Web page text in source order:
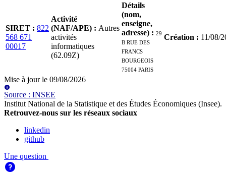
SIRET : 822
568 671
00017
Activité
(NAF/APE) : Autres
activités
informatiques
(62.09Z)
Détails
(nom,
enseigne,
adresse) : 29
B RUE DES
FRANCS
BOURGEOIS
75004 PARIS
Création : 11/08/
Mise à jour le 09/08/2026
Source : INSEE
Institut National de la Statistique et des Études Économiques (Insee).
Retrouvez-nous sur les réseaux sociaux
linkedin
github
Une question